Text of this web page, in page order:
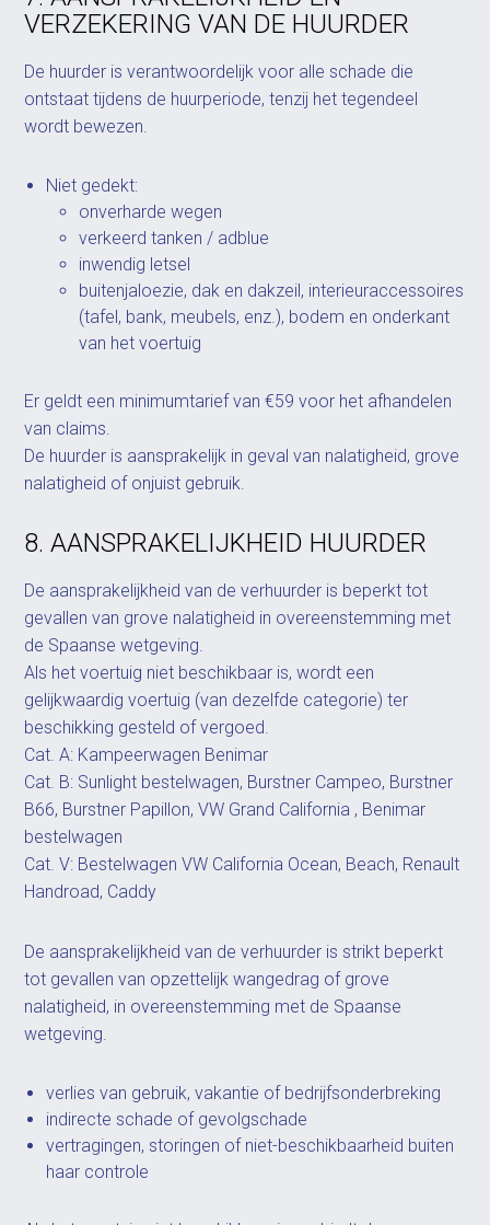
VERZEKERING VAN DE HUURDER
De huurder is verantwoordelijk voor alle schade die
ontstaat tijdens de huurperiode, tenzij het tegendeel
wordt bewezen.
Niet gedekt:
onverharde wegen
verkeerd tanken / adblue
inwendig letsel
buitenjaloezie, dak en dakzeil, interieuraccessoires
(tafel, bank, meubels, enz.), bodem en onderkant
van het voertuig
Er geldt een minimumtarief van €59 voor het afhandelen
van claims.
De huurder is aansprakelijk in geval van nalatigheid, grove
nalatigheid of onjuist gebruik.
8. AANSPRAKELIJKHEID HUURDER
De aansprakelijkheid van de verhuurder is beperkt tot
gevallen van grove nalatigheid in overeenstemming met
de Spaanse wetgeving.
Als het voertuig niet beschikbaar is, wordt een
gelijkwaardig voertuig (van dezelfde categorie) ter
beschikking gesteld of vergoed.
Cat. A: Kampeerwagen Benimar
Cat. B: Sunlight bestelwagen, Burstner Campeo, Burstner
B66, Burstner Papillon, VW Grand California , Benimar
bestelwagen
Cat. V: Bestelwagen VW California Ocean, Beach, Renault
Handroad, Caddy
De aansprakelijkheid van de verhuurder is strikt beperkt
tot gevallen van opzettelijk wangedrag of grove
nalatigheid, in overeenstemming met de Spaanse
wetgeving.
verlies van gebruik, vakantie of bedrijfsonderbreking
indirecte schade of gevolgschade
vertragingen, storingen of niet-beschikbaarheid buiten
haar controle